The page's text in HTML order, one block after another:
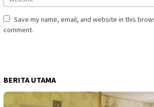
Save my name, email, and website in this
comment.
BERITA UTAMA